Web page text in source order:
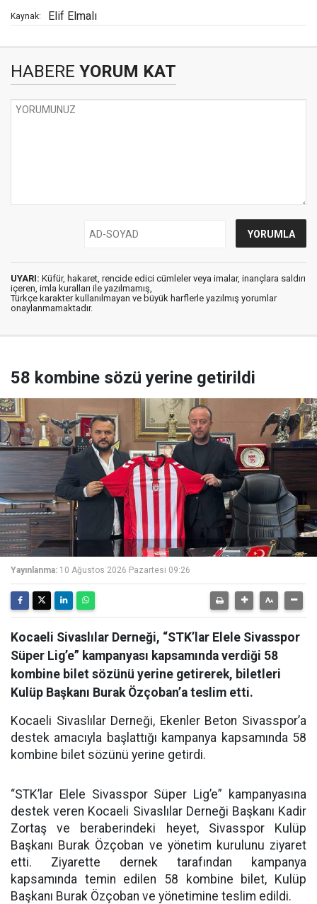
Kaynak: Elif Elmalı
HABERE YORUM KAT
UYARI: Küfür, hakaret, rencide edici cümleler veya imalar, inançlara saldırı
içeren, imla kuralları ile yazılmamış,
Türkçe karakter kullanılmayan ve büyük harflerle yazılmış yorumlar
onaylanmamaktadır.
58 kombine sözü yerine getirildi
Yayınlanma: 10 Ağustos 2026 Pazartesi 09:26
Kocaeli Sivaslılar Derneği, “STK’lar Elele Sivasspor
Süper Lig’e” kampanyası kapsamında verdiği 58
kombine bilet sözünü yerine getirerek, biletleri
Kulüp Başkanı Burak Özçoban’a teslim etti.
Kocaeli Sivaslılar Derneği, Ekenler Beton Sivasspor’a
destek amacıyla başlattığı kampanya kapsamında 58
kombine bilet sözünü yerine getirdi.
“STK’lar Elele Sivasspor Süper Lig’e” kampanyasına
destek veren Kocaeli Sivaslılar Derneği Başkanı Kadir
Zortaş ve beraberindeki heyet, Sivasspor Kulüp
Başkanı Burak Özçoban ve yönetim kurulunu ziyaret
etti. Ziyarette dernek tarafından kampanya
kapsamında temin edilen 58 kombine bilet, Kulüp
Başkanı Burak Özçoban ve yönetimine teslim edildi.